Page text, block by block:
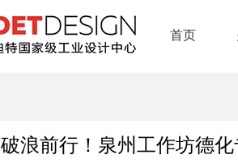
首页
破浪前行！泉州工作坊德